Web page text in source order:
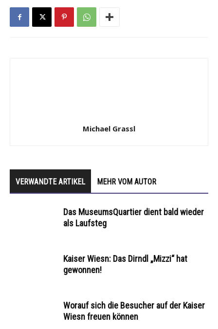
Michael Grassl
VERWANDTE ARTIKEL MEHR VOM AUTOR
Das MuseumsQuartier dient bald wieder
als Laufsteg
Kaiser Wiesn: Das Dirndl „Mizzi“ hat
gewonnen!
Worauf sich die Besucher auf der Kaiser
Wiesn freuen können